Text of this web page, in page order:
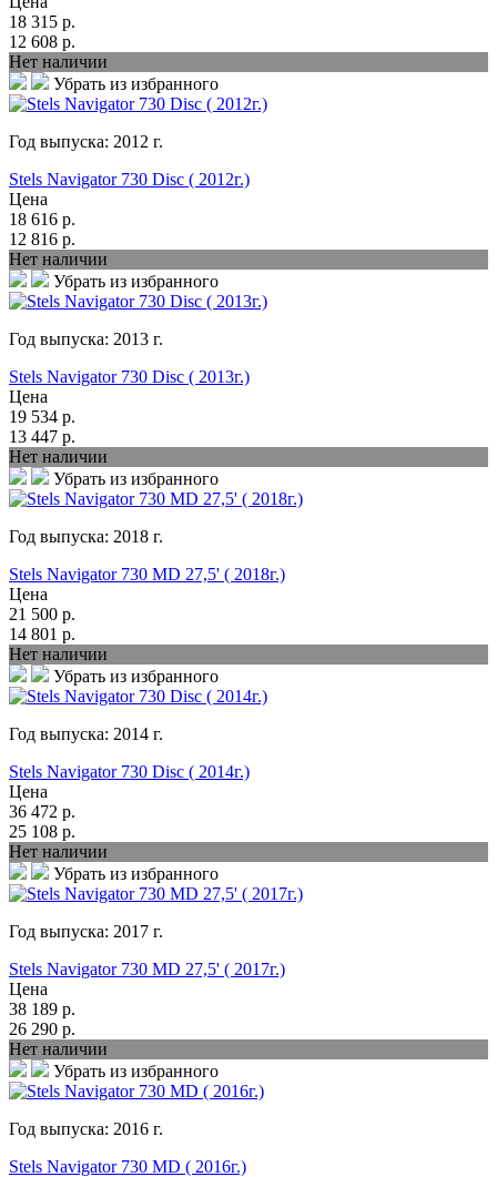
18 315 р.
12 608 р.
Нет наличии
Убрать из избранного
Год выпуска: 2012 г.
Stels Navigator 730 Disc ( 2012г.)
Цена
18 616 р.
12 816 р.
Нет наличии
Убрать из избранного
Год выпуска: 2013 г.
Stels Navigator 730 Disc ( 2013г.)
Цена
19 534 р.
13 447 р.
Нет наличии
Убрать из избранного
Год выпуска: 2018 г.
Stels Navigator 730 MD 27,5' ( 2018г.)
Цена
21 500 р.
14 801 р.
Нет наличии
Убрать из избранного
Год выпуска: 2014 г.
Stels Navigator 730 Disc ( 2014г.)
Цена
36 472 р.
25 108 р.
Нет наличии
Убрать из избранного
Год выпуска: 2017 г.
Stels Navigator 730 MD 27,5' ( 2017г.)
Цена
38 189 р.
26 290 р.
Нет наличии
Убрать из избранного
Год выпуска: 2016 г.
Stels Navigator 730 MD ( 2016г.)